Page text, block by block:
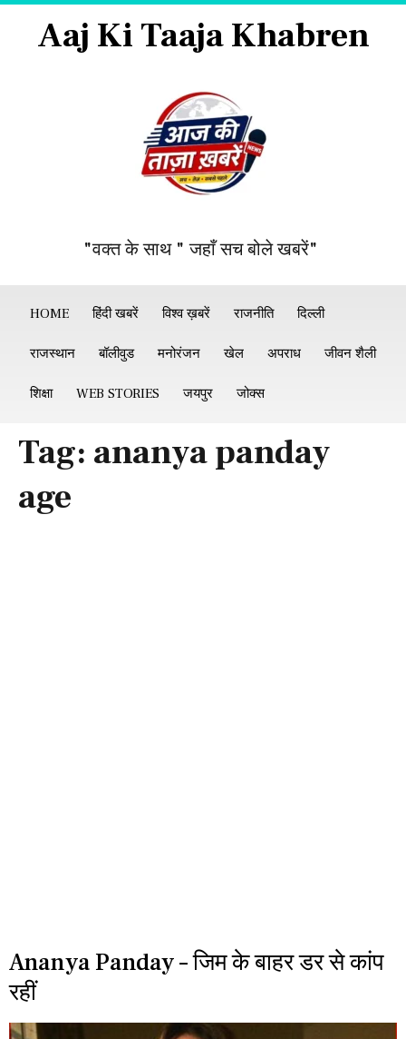
Aaj Ki Taaja Khabren
"वक्त के साथ " जहाँ सच बोले खबरें"
HOME हिंदी खबरें विश्व ख़बरें राजनीति दिल्ली
राजस्थान बॉलीवुड मनोरंजन खेल अपराध जीवन शैली
शिक्षा WEB STORIES जयपुर जोक्स
Tag: ananya panday
age
Ananya Panday – जिम के बाहर डर से कांप
रहीं